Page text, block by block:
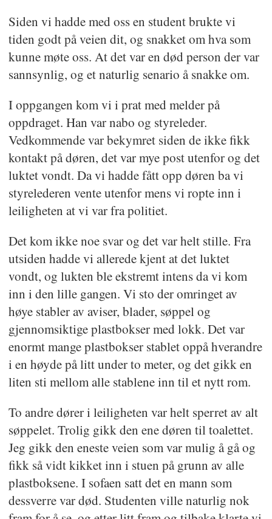
Siden vi hadde med oss en student brukte vi
tiden godt på veien dit, og snakket om hva som
kunne møte oss. At det var en død person der var
sannsynlig, og et naturlig senario å snakke om.
I oppgangen kom vi i prat med melder på
oppdraget. Han var nabo og styreleder.
Vedkommende var bekymret siden de ikke fikk
kontakt på døren, det var mye post utenfor og det
luktet vondt. Da vi hadde fått opp døren ba vi
styrelederen vente utenfor mens vi ropte inn i
leiligheten at vi var fra politiet.
Det kom ikke noe svar og det var helt stille. Fra
utsiden hadde vi allerede kjent at det luktet
vondt, og lukten ble ekstremt intens da vi kom
inn i den lille gangen. Vi sto der omringet av
høye stabler av aviser, blader, søppel og
gjennomsiktige plastbokser med lokk. Det var
enormt mange plastbokser stablet oppå hverandre
i en høyde på litt under to meter, og det gikk en
liten sti mellom alle stablene inn til et nytt rom.
To andre dører i leiligheten var helt sperret av alt
søppelet. Trolig gikk den ene døren til toalettet.
Jeg gikk den eneste veien som var mulig å gå og
fikk så vidt kikket inn i stuen på grunn av alle
plastboksene. I sofaen satt det en mann som
dessverre var død. Studenten ville naturlig nok